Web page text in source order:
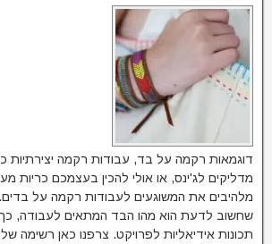
דוגמאות רקמה על בד, עבודות רקמה יצירתיות
מדליקים לג'ינס, או אולי להכין בעצמכם כריות
מלהיבים את המשוגעים לעבודות רקמה על
שחשוב לדעת הוא מהו הבד המתאים לעבודה, כך
תכונות אידיאליות לפרויקט. צרפנו כאן רשימה